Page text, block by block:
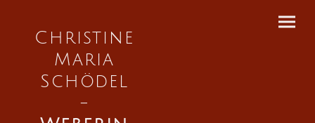
Christine
Maria
Schödel
-